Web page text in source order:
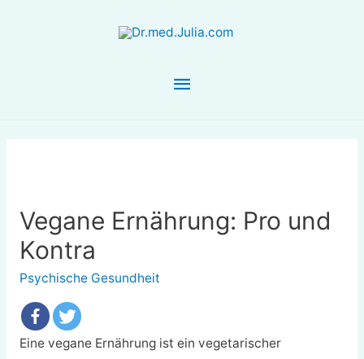
Hauptmenü
Vegane Ernährung: Pro und
Kontra
Psychische Gesundheit
Eine vegane Ernährung ist ein vegetarischer